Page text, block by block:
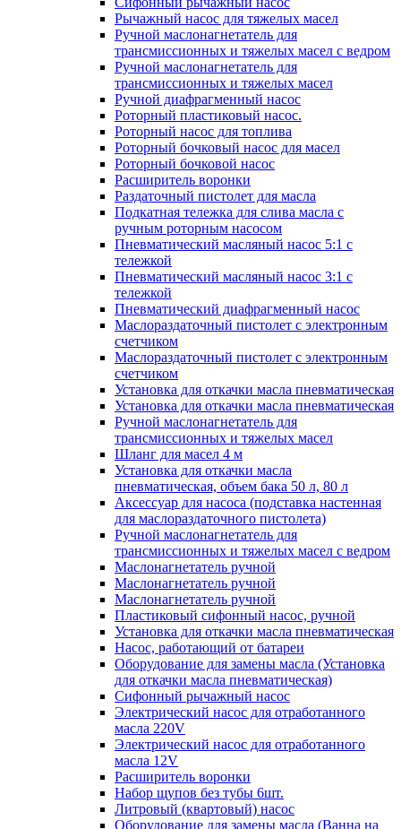
Рычажный насос для тяжелых масел
Ручной маслонагнетатель для
трансмиссионных и тяжелых масел с ведром
Ручной маслонагнетатель для
трансмиссионных и тяжелых масел
Ручной диафрагменный насос
Роторный пластиковый насос.
Роторный насос для топлива
Роторный бочковый насос для масел
Роторный бочковой насос
Расширитель воронки
Раздаточный пистолет для масла
Подкатная тележка для слива масла с
ручным роторным насосом
Пневматический масляный насос 5:1 с
тележкой
Пневматический масляный насос 3:1 с
тележкой
Пневматический диафрагменный насос
Маслораздаточный пистолет с электронным
счетчиком
Маслораздаточный пистолет с электронным
счетчиком
Установка для откачки масла пневматическая
Установка для откачки масла пневматическая
Ручной маслонагнетатель для
трансмиссионных и тяжелых масел
Шланг для масел 4 м
Установка для откачки масла
пневматическая, объем бака 50 л, 80 л
Аксессуар для насоса (подставка настенная
для маслораздаточного пистолета)
Ручной маслонагнетатель для
трансмиссионных и тяжелых масел с ведром
Маслонагнетатель ручной
Маслонагнетатель ручной
Маслонагнетатель ручной
Пластиковый сифонный насос, ручной
Установка для откачки масла пневматическая
Насос, работающий от батареи
Оборудование для замены масла (Установка
для откачки масла пневматическая)
Сифонный рычажный насос
Электрический насос для отработанного
масла 220V
Электрический насос для отработанного
масла 12V
Расширитель воронки
Набор щупов без тубы 6шт.
Литровый (квартовый) насос
Оборудование для замены масла (Ванна на